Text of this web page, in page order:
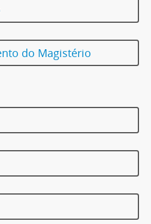
do Magistério